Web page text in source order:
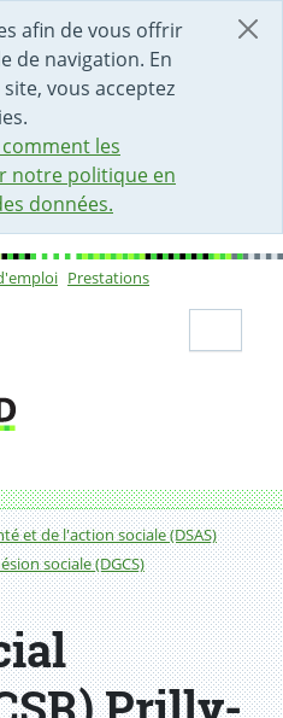
afin de vous offrir
de navigation. En
vous acceptez
les
notre politique en
données.
LA PAGE
Prestations
et de l'action sociale (DSAS)
sociale (DGCS)
Prilly-Echallens - site